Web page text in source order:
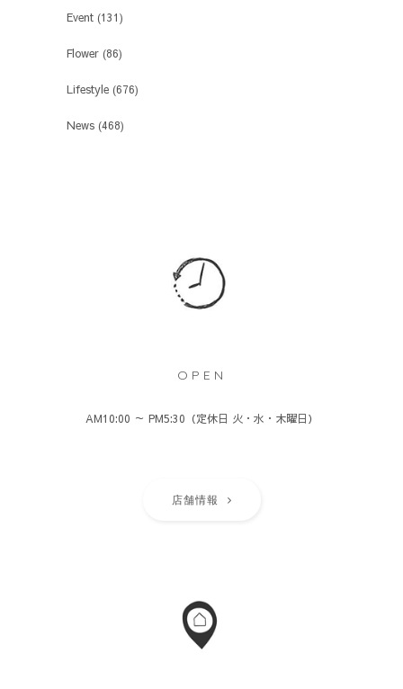
Event (131)
Flower (86)
Lifestyle (676)
News (468)
OPEN
AM10:00 ～ PM5:30（定休日 火・水・木曜日）
店舗情報